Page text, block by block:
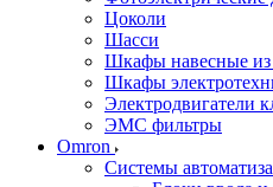
Цоколи
Шасси
Шкафы навесные
Шкафы
Электродвигатели
ЭМС фильтры
Omron
Системы